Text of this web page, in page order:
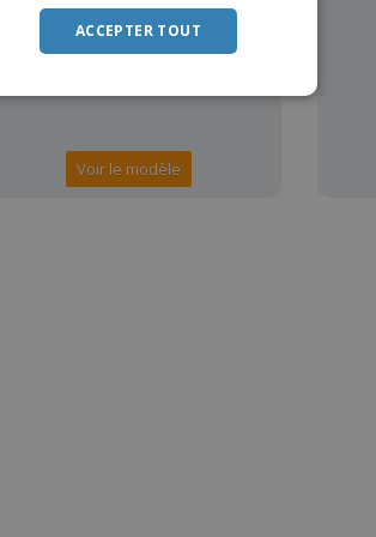
Voir le modèle
PORTUGUESE
ACCEPTER TOUT